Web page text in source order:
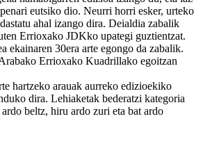
eutsiko dio. Neurri horri esker, urteko
ahal izango dira. Deialdia zabalik
Errioxako JDKko upategi guztientzat.
ekainaren 30era arte egongo da zabalik.
Errioxako Kuadrillako egoitzan
hartzeko arauak aurreko edizioekiko
dira. Lehiaketak bederatzi kategoria
beltz, hiru ardo zuri eta bat ardo